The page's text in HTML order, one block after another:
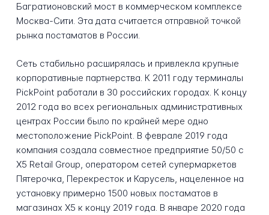
Багратионовский мост в коммерческом комплексе
Москва-Сити. Эта дата считается отправной точкой
рынка постаматов в России.
Сеть стабильно расширялась и привлекла крупные
корпоративные партнерства. К 2011 году терминалы
PickPoint работали в 30 российских городах. К концу
2012 года во всех региональных административных
центрах России было по крайней мере одно
местоположение PickPoint. В феврале 2019 года
компания создала совместное предприятие 50/50 с
X5 Retail Group, оператором сетей супермаркетов
Пятерочка, Перекресток и Карусель, нацеленное на
установку примерно 1500 новых постаматов в
магазинах X5 к концу 2019 года. В январе 2020 года